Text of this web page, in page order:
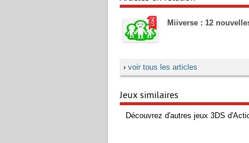
Miiverse : 12
› voir tous les articles
Jeux similaires
Découvrez d'autres jeux 3DS